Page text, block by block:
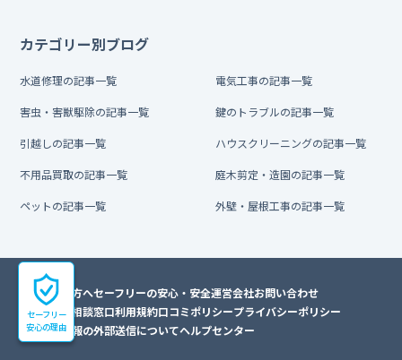
セーフリー
安心の理由
カテゴリー別ブログ
水道修理の記事一覧 電気工事の記事一覧
害虫・害獣駆除の記事一覧 鍵のトラブルの記事一覧
引越しの記事一覧 ハウスクリーニングの記事一覧
不用品買取の記事一覧 庭木剪定・造園の記事一覧
ペットの記事一覧 外壁・屋根工事の記事一覧
初めての方へセーフリーの安心・安全運営会社お問い合わせ
トラブル相談窓口利用規約口コミポリシープライバシーポリシー
利用者情報の外部送信についてヘルプセンター